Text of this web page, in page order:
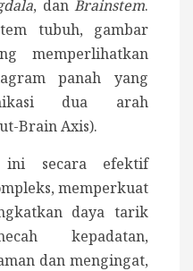
, dan Brainstem.
tubuh, gambar
memperlihatkan
panah yang
dua arah
Brain Axis).
secara efektif
memperkuat
daya tarik
kepadatan,
dan mengingat,